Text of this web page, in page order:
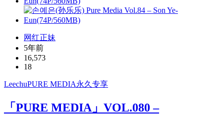
网红正妹
5年前
16,573
18
LeechuPURE MEDIA永久专享
「PURE MEDIA」VOL.080 –